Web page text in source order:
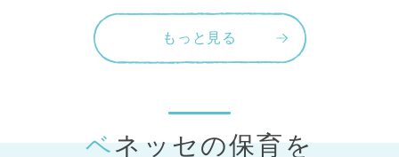
もっと見る
ベネッセの保育を